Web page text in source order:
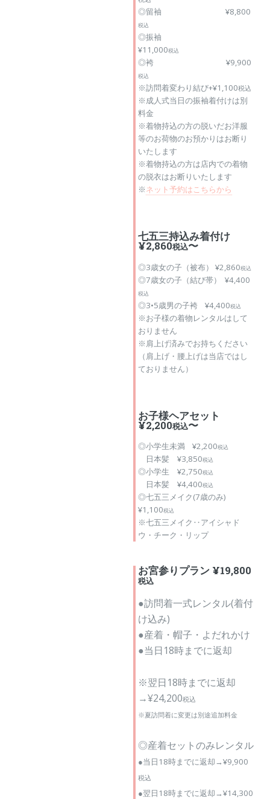
◎留袖 ¥8,800
税込
◎振袖
¥11,000税込
◎袴 ¥9,900
税込
※訪問着変わり結び+¥1,100税込
※成人式当日の振袖着付けは別
料金
※着物持込の方の脱いだお洋服
等のお荷物のお預かりはお断り
いたします
※着物持込の方は店内での着物
の脱衣はお断りいたします
※ネット予約はこちらから
七五三持込み着付け
¥2,860税込〜
◎3歳女の子（被布） ¥2,860税込
◎7歳女の子（結び帯） ¥4,400
税込
◎3•5歳男の子袴 ¥4,400税込
※お子様の着物レンタルはして
おりません
※肩上げ済みでお持ちください
（肩上げ・腰上げは当店ではし
ておりません）
お子様ヘアセット
¥2,200税込〜
◎小学生未満 ¥2,200税込
日本髪 ¥3,850税込
◎小学生 ¥2,750税込
日本髪 ¥4,400税込
◎七五三メイク(7歳のみ)
¥1,100税込
※七五三メイク‥アイシャド
ウ・チーク・リップ
お宮参りプラン ¥19,800
税込
●訪問着一式レンタル(着付
け込み)
●産着・帽子・よだれかけ
●当日18時までに返却
※翌日18時までに返却
→¥24,200税込
※夏訪問着に変更は別途追加料金
◎産着セットのみレンタル
●当日18時までに返却→¥9,900
税込
●翌日18時までに返却→¥14,300